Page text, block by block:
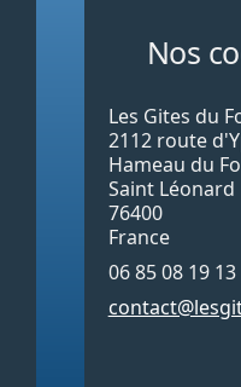
Nos
Les Gites du
2112 route
Hameau du
Saint Léonard
76400
France
06 85 08 19 13